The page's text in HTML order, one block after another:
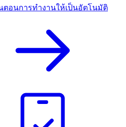
ตอนการทำงานให้เป็นอัตโนมัติ